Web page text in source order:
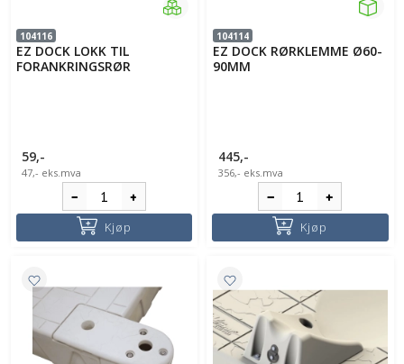
104116
EZ DOCK LOKK TIL
FORANKRINGSRØR
59,-
47,- eks.mva
Kjøp
104114
EZ DOCK RØRKLEMME Ø60-
90MM
445,-
356,- eks.mva
Kjøp